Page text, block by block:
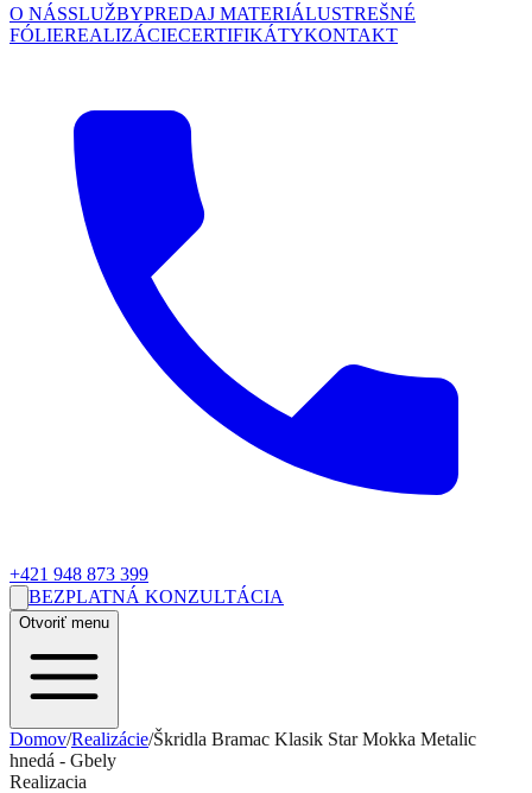
O NÁSSLUŽBYPREDAJ MATERIÁLUSTREŠNÉ
FÓLIEREALIZÁCIECERTIFIKÁTYKONTAKT
+421 948 873 399
BEZPLATNÁ KONZULTÁCIA
Otvoriť menu
Domov/Realizácie/Škridla Bramac Klasik Star Mokka Metalic
hnedá - Gbely
Realizacia